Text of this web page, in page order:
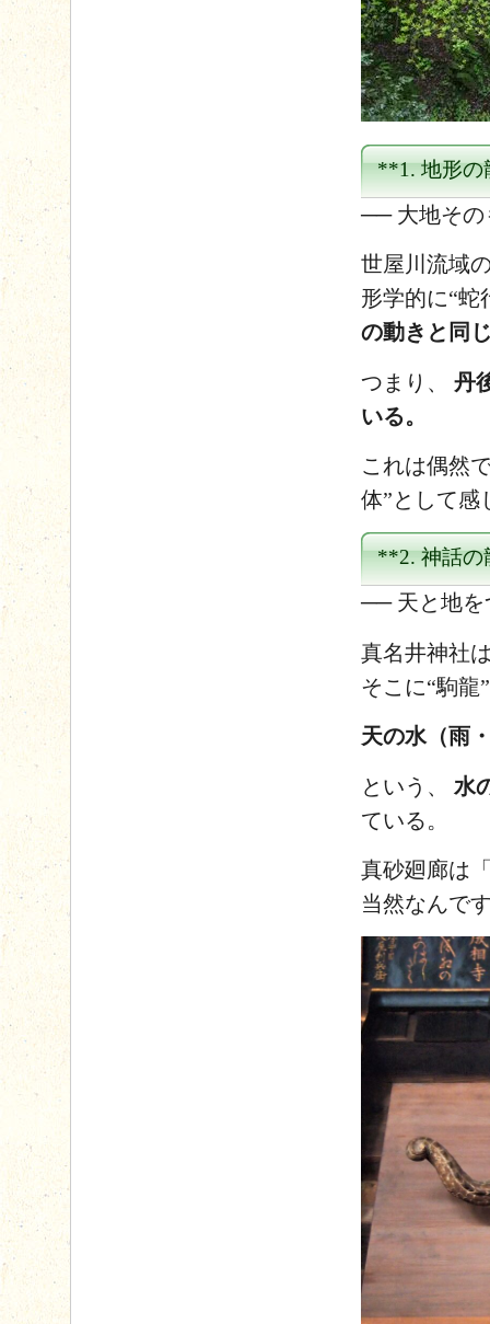
**1. 地形の
── 大地その
世屋川流域
形学的に“蛇
の動きと同
つまり、 丹
いる。
これは偶然
体”として感
**2. 神話の
── 天と地
真名井神社
そこに“駒龍
天の水（雨
という、 水
ている。
真砂廻廊は
当然なんで